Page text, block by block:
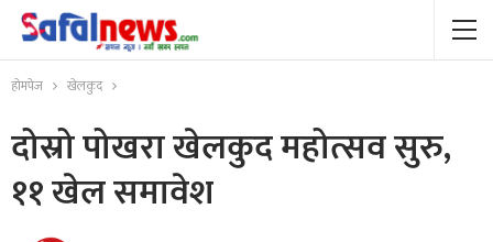
होमपेज खेलकुद
दोस्रो पोखरा खेलकुद महोत्सव सुरु,
११ खेल समावेश